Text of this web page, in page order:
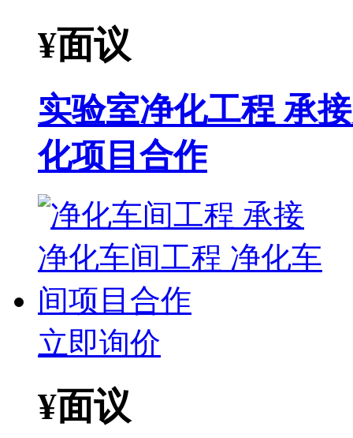
¥面议
实验室净化工程 承
化项目合作
立即询价
¥面议